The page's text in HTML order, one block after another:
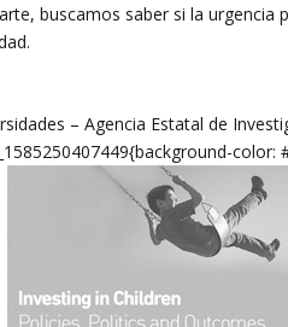
buscamos saber si la urgencia
– Agencia Estatal de